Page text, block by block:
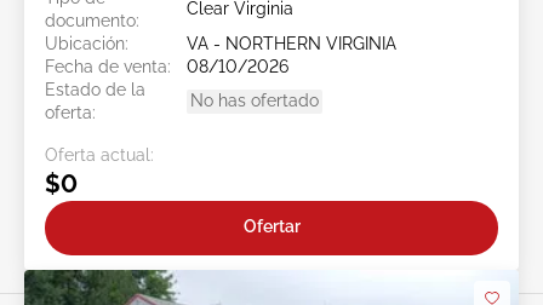
documento:
Clear Virginia
Ubicación:
VA - NORTHERN VIRGINIA
Fecha de venta:
08/10/2026
Estado de la
oferta:
No has ofertado
Oferta actual:
$0
Ofertar